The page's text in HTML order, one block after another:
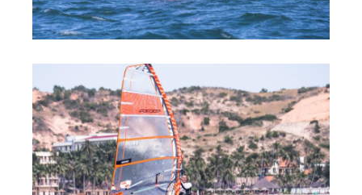
Наши станции
Ветратория.Дахаб
Ветратория Россия
Ветратория.Вьетнам
Цены
Обучение Виндсерфингу